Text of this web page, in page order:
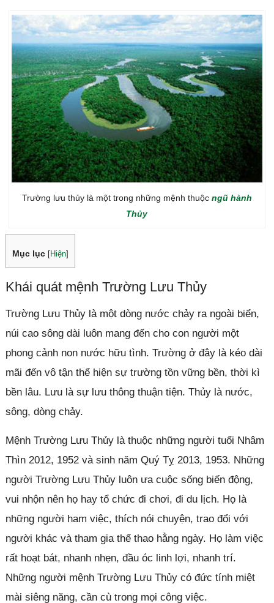
Trường lưu thủy là một trong những mệnh thuộc ngũ hành
Thủy
Mục lục Hiện]
Khái quát mệnh Trường Lưu Thủy
Trường Lưu Thủy là một dòng nước chảy ra ngoài biển,
núi cao sông dài luôn mang đến cho con người một
phong cảnh non nước hữu tình. Trường ở đây là kéo dài
mãi đến vô tận thể hiện sự trường tồn vững bền, thời kì
bền lâu. Lưu là sự lưu thông thuận tiện. Thủy là nước,
sông, dòng chảy.
Mệnh Trường Lưu Thủy là thuộc những người tuổi Nhâm
Thìn 2012, 1952 và sinh năm Quý Tỵ 2013, 1953. Những
người Trường Lưu Thủy luôn ưa cuộc sống biến động,
vui nhộn nên họ hay tổ chức đi chơi, đi du lịch. Họ là
những người ham việc, thích nói chuyện, trao đổi với
người khác và tham gia thể thao hằng ngày. Họ làm việc
rất hoạt bát, nhanh nhẹn, đầu óc linh lợi, nhanh trí.
Những người mệnh Trường Lưu Thủy có đức tính miệt
mài siêng năng, cần cù trong mọi công việc.